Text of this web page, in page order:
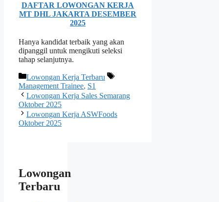
DAFTAR LOWONGAN KERJA
MT DHL JAKARTA DESEMBER
2025
Hanya kandidat terbaik yang akan
dipanggil untuk mengikuti seleksi
tahap selanjutnya.
Kategori
Lowongan Kerja Terbaru
Tag
Management Trainee, S1
Lowongan Kerja Sales Semarang
Oktober 2025
Lowongan Kerja ASWFoods
Oktober 2025
Lowongan
Terbaru